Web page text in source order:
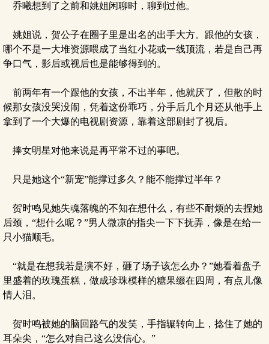
乔曦想到了之前和姚姐闲聊时，聊到过他。
姚姐说，贺公子在圈子里是出名的出手大方。跟他的女孩，
哪个不是一大堆资源喂成了当红小花或一线顶流，若是自己再
争口气，影后或视后也是能够得到的。
前两年有一个跟他的女孩，不出半年，他就厌了，但散的时
候那女孩没哭没闹，凭着这份乖巧，分手后几个月还从他手上
拿到了一个大爆的电视剧资源，靠着这部剧封了视后。
捧女明星对他来说是再平常不过的事吧。
只是她这个“新宠”能撑过多久？能不能撑过半年？
贺时鸣见她失魂落魄的不知在想什么，有些不耐烦的去捏她
后颈，“想什么呢？”男人微凉的指尖一下下抚弄，像是在给一
只小猫顺毛。
“就是在想我若是演不好，砸了场子该怎么办？”她看着盘子
里盛着的玫瑰蛋糕，做成珍珠模样的糖果缀在四周，有点儿像
情人泪。
贺时鸣被她的脑回路气的发笑，手指辗转向上，捻住了她的
耳朵尖，“怎么对自己这么没信心。”